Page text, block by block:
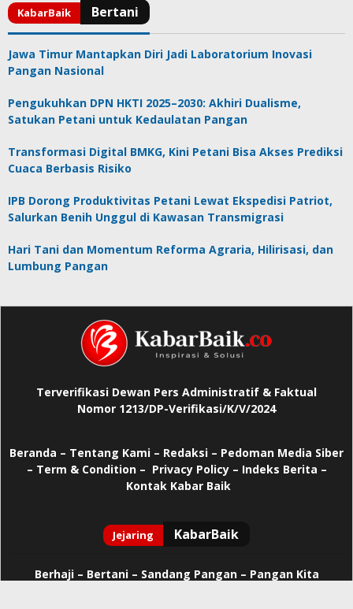
Jawa Timur Mantapkan Diri Jadi Laboratorium Inovasi
Pangan Nasional
Pengukuhkan DPN HKTI 2025–2030: Akhiri Dualisme,
Satukan Petani untuk Kedaulatan Pangan
Transformasi Digital BMKG, Kini Petani Bisa Akses Prediksi
Cuaca Berbasis Risiko
IPB Dorong Produktivitas Petani Lewat Ekspedisi Patriot,
Salurkan Benih Unggul di Kawasan Transmigrasi
Hari Tani dan Momentum Reforma Agraria, Hilirisasi, dan
Lumbung Pangan
Terverifikasi Dewan Pers Administratif & Faktual
Nomor 1213/DP-Verifikasi/K/V/2024
Beranda – Tentang Kami – Redaksi – Pedoman Media Siber
– Term & Condition – Privacy Policy– Indeks Berita –
Kontak Kabar Baik
Berhaji– Bertani – Sandang Pangan – Pangan Kita